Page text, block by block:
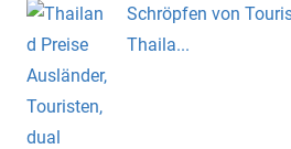
Schröpfen von
Thaila...